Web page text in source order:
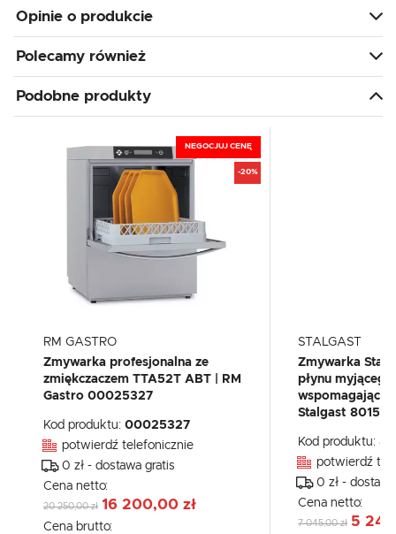
Opinie o produkcie
Polecamy również
Podobne produkty
NEGOCJUJ CENĘ
-20%
RM GASTRO
Zmywarka profesjonalna ze
zmiękczaczem TTA52T ABT | RM
Gastro 00025327
Kod produktu: 00025327
potwierdź telefonicznie
0 zł - dostawa gratis
Cena netto:
20 250,00 zł 16 200,00 zł
Cena brutto:
STALGAST
Zmywarka
płynu
wspomagająca
Stalgast 801516
Kod produktu:
potwierdź
0 zł -
Cena netto:
7 045,00 zł 5